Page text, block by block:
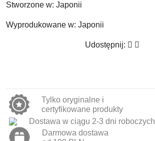
Stworzone w: Japonii
Wyprodukowane w: Japonii
Udostępnij:
Tylko oryginalne i
certyfikowane produkty
Dostawa w ciągu 2-3 dni roboczych
Darmowa dostawa